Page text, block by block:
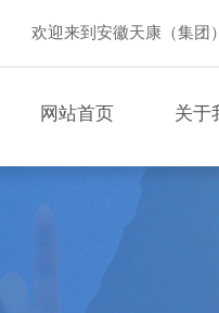
欢迎来到安徽天康（集团
网站首页 关于